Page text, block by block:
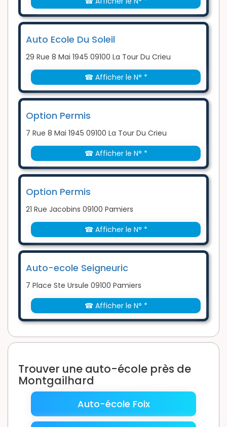
Auto Ecole Du Soleil
29 Rue 8 Mai 1945 09100 La Tour Du Crieu
☎ Afficher le N° *
Option Permis
7 Rue 8 Mai 1945 09100 La Tour Du Crieu
☎ Afficher le N° *
Option Permis
21 Rue Jacobins 09100 Pamiers
☎ Afficher le N° *
Auto-ecole Seigneuric
7 Place Ste Ursule 09100 Pamiers
☎ Afficher le N° *
Trouver une auto-école près de
Montgailhard
Auto-école Foix